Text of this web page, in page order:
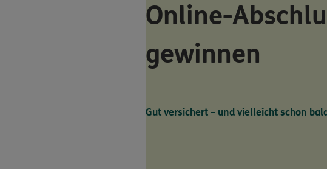
Online-
gewinnen
Gut versichert – und vielleicht schon